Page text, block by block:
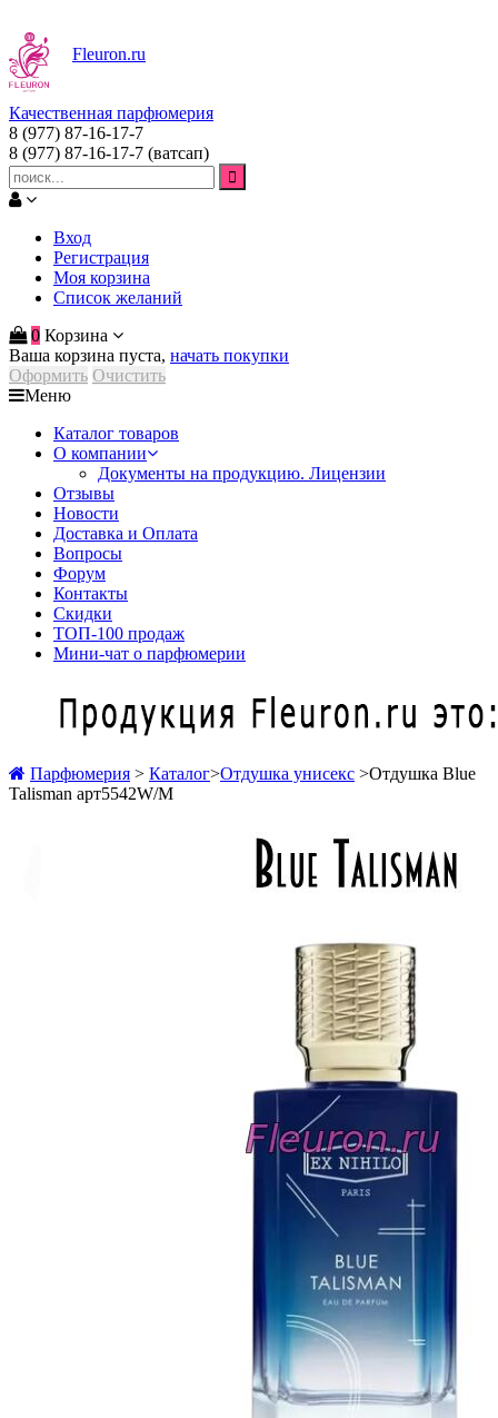
Fleuron.ru
Качественная парфюмерия
8 (977) 87-16-17-7
8 (977) 87-16-17-7 (ватсап)
Вход
Регистрация
Моя корзина
Список желаний
0 Корзина
Ваша корзина пуста, начать покупки
Оформить Очистить
Меню
Каталог товаров
О компании
Документы на продукцию. Лицензии
Отзывы
Новости
Доставка и Оплата
Вопросы
Форум
Контакты
Скидки
ТОП-100 продаж
Мини-чат о парфюмерии
Парфюмерия > Каталог>Отдушка унисекс >Отдушка Blue
Talisman арт5542W/M